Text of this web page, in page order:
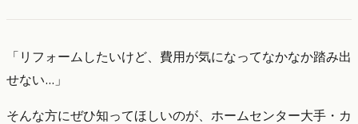
「リフォームしたいけど、費用が気になってなかなか踏み出
せない…」
そんな方にぜひ知ってほしいのが、ホームセンター大手・カ